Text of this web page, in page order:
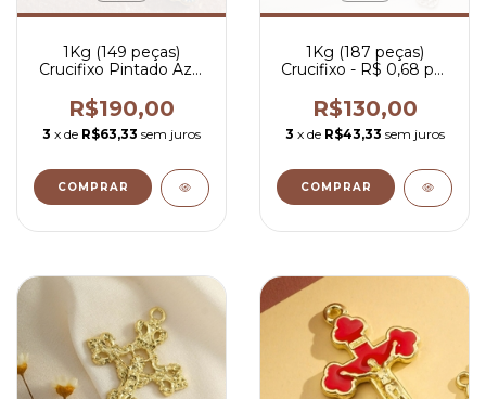
1Kg (149 peças)
Crucifixo Pintado Azul
R$190,00
3 x de R$63,33 sem juros
COMPRAR
1Kg (187 peças)
Crucifixo - R$ 0,68 por
R$130,00
3 x de R$43,33 sem juros
COMPRAR